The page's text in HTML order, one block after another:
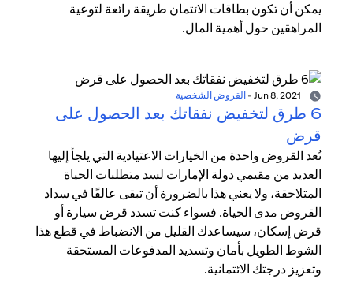
يمكن أن تكون بطاقات الائتمان طريقة رائعة لتوعية
المراهقين حول أهمية المال.
- القروض الشخصية
6 طرق لتخفيض نفقاتك بعد الحصول على
قرض
تُعد القروض واحدة من الخيارات الاعتيادية التي يلجأ إليها
العديد من مقيمي دولة الإمارات لسد متطلبات الحياة
المتلاحقة، ولا يعني هذا بالضرورة أن تبقى عالقًا في سداد
القروض مدى الحياة. فسواء كنت تسدد قرض سيارة أو
قرض إسكان، سيساعدك القليل من الانضباط في قطع هذا
الشوط الطويل بأمان وتسديد المدفوعات المستحقة
وتعزيز درجتك الائتمانية.